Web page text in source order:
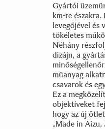
Gyártói
km-re
levegőjével és
tökéletes
Néhány
dizájn, a
műanyag
csavarok és
Ez a
objektíveket
hogy az új
„Made in Aizu,